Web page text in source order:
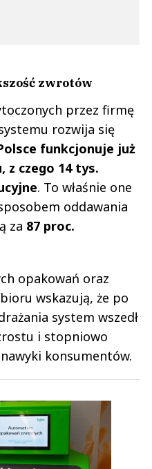
zwrotów
przez firmę
rozwija się
funkcjonuje już
z czego 14 tys.
. To właśnie one
oddawania
za 87 proc.
opakowań oraz
wskazują, że po
system wszedł
i stopniowo
konsumentów.